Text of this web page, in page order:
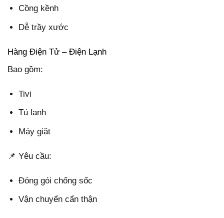
Cồng kềnh
Dễ trầy xước
Hàng Điện Tử – Điện Lạnh
Bao gồm:
Tivi
Tủ lạnh
Máy giặt
📌 Yêu cầu:
Đóng gói chống sốc
Vận chuyển cẩn thận